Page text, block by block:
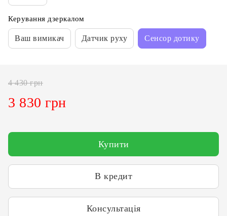
Керування дзеркалом
Ваш вимикач Датчик руху Сенсор дотику
3 830 грн
4 430 грн
Купити
В кредит
Консультація